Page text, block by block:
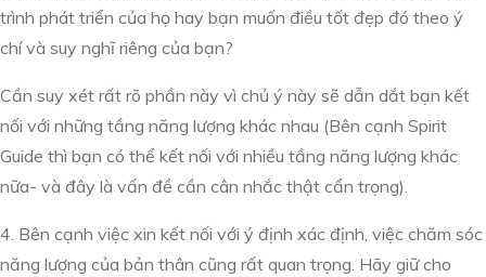
trình phát triển của họ hay bạn muốn điều tốt đẹp đó theo ý
chí và suy nghĩ riêng của bạn?
Cần suy xét rất rõ phần này vì chủ ý này sẽ dẫn dắt bạn kết
nối với những tầng năng lượng khác nhau (Bên cạnh Spirit
Guide thì bạn có thể kết nối với nhiều tầng năng lượng khác
nữa- và đây là vấn đề cần cân nhắc thật cẩn trọng).
4. Bên cạnh việc xin kết nối với ý định xác định, việc chăm sóc
năng lượng của bản thân cũng rất quan trọng. Hãy giữ cho